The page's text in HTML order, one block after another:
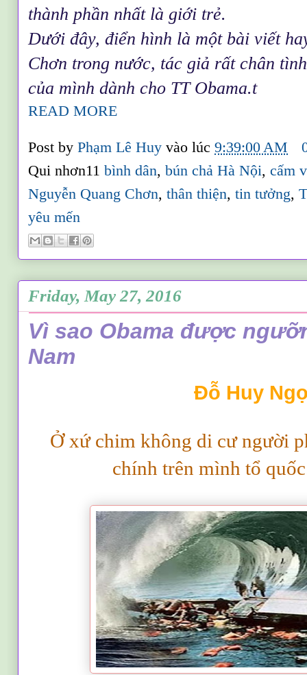
thành phần nhất là giới trẻ.
Dưới đây, điển hình là một bài viết
Chơn trong nước, tác giả rất chân
của mình dành cho TT Obama.t
READ MORE
Post byPhạm Lê Huyvào lúc9:39:00 AM
Qui nhơn11bình dân,bún chả Hà Nội,cấm
Nguyễn Quang Chơn,thân thiện,tin tưởng,
yêu mến
Friday, May 27, 2016
Vì sao Obama được
Nam
Đỗ Huy
Ở xứ chim không di cư người
chính trên mình tổ